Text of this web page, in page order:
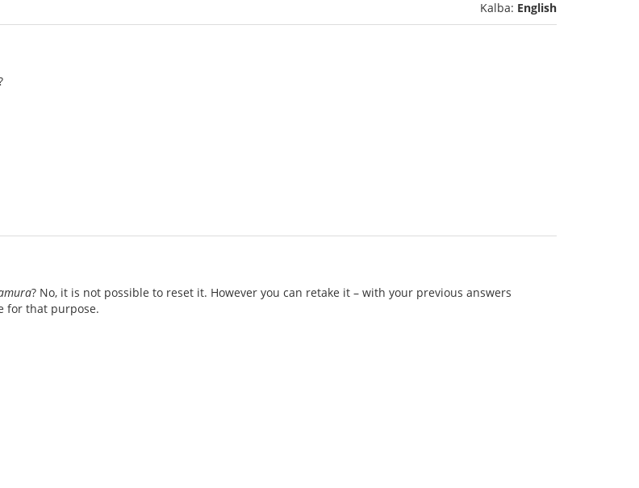
Kalba: English
? No, it is not possible to reset it. However you can retake it – with your previous answers
for that purpose.